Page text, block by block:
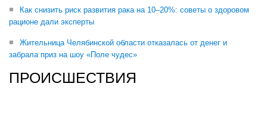
Как снизить риск развития рака на 10–20%: советы о здоровом
рационе дали эксперты
Жительница Челябинской области отказалась от денег и
забрала приз на шоу «Поле чудес»
ПРОИСШЕСТВИЯ